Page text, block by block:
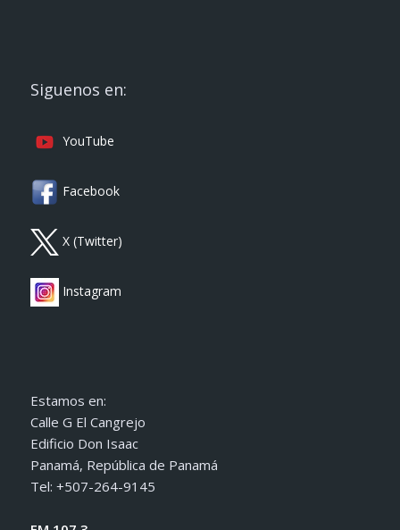
Siguenos en:
YouTube
Facebook
X (Twitter)
Instagram
Estamos en:
Calle G El Cangrejo
Edificio Don Isaac
Panamá, República de Panamá
Tel: +507-264-9145